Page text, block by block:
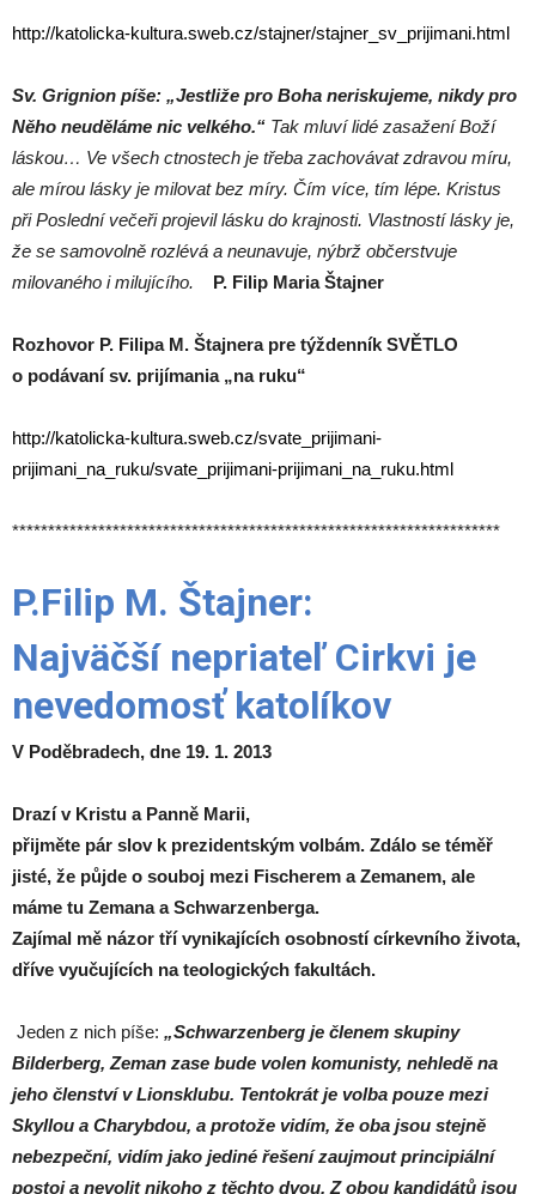
http://katolicka-kultura.sweb.cz/stajner/stajner_sv_prijimani.html
Sv. Grignion píše: „Jestliže pro Boha neriskujeme, nikdy pro
Něho neuděláme nic velkého.“ Tak mluví lidé zasažení Boží
láskou… Ve všech ctnostech je třeba zachovávat zdravou míru,
ale mírou lásky je milovat bez míry. Čím více, tím lépe. Kristus
při Poslední večeři projevil lásku do krajnosti. Vlastností lásky je,
že se samovolně rozlévá a neunavuje, nýbrž občerstvuje
milovaného i milujícího. P. Filip Maria Štajner
Rozhovor P. Filipa M. Štajnera pre týždenník SVĚTLO
o podávaní sv. prijímania „na ruku“
http://katolicka-kultura.sweb.cz/svate_prijimani-
prijimani_na_ruku/svate_prijimani-prijimani_na_ruku.html
********************************************************************
P.Filip M. Štajner:
Najväčší nepriateľ Cirkvi je
nevedomosť katolíkov
V Poděbradech, dne 19. 1. 2013
Drazí v Kristu a Panně Marii,
přijměte pár slov k prezidentským volbám. Zdálo se téměř
jisté, že půjde o souboj mezi Fischerem a Zemanem, ale
máme tu Zemana a Schwarzenberga.
Zajímal mě názor tří vynikajících osobností církevního života,
dříve vyučujících na teologických fakultách.
Jeden z nich píše: „Schwarzenberg je členem skupiny
Bilderberg, Zeman zase bude volen komunisty, nehledě na
jeho členství v Lionsklubu. Tentokrát je volba pouze mezi
Skyllou a Charybdou, a protože vidím, že oba jsou stejně
nebezpeční, vidím jako jediné řešení zaujmout principiální
postoj a nevolit nikoho z těchto dvou. Z obou kandidátů jsou